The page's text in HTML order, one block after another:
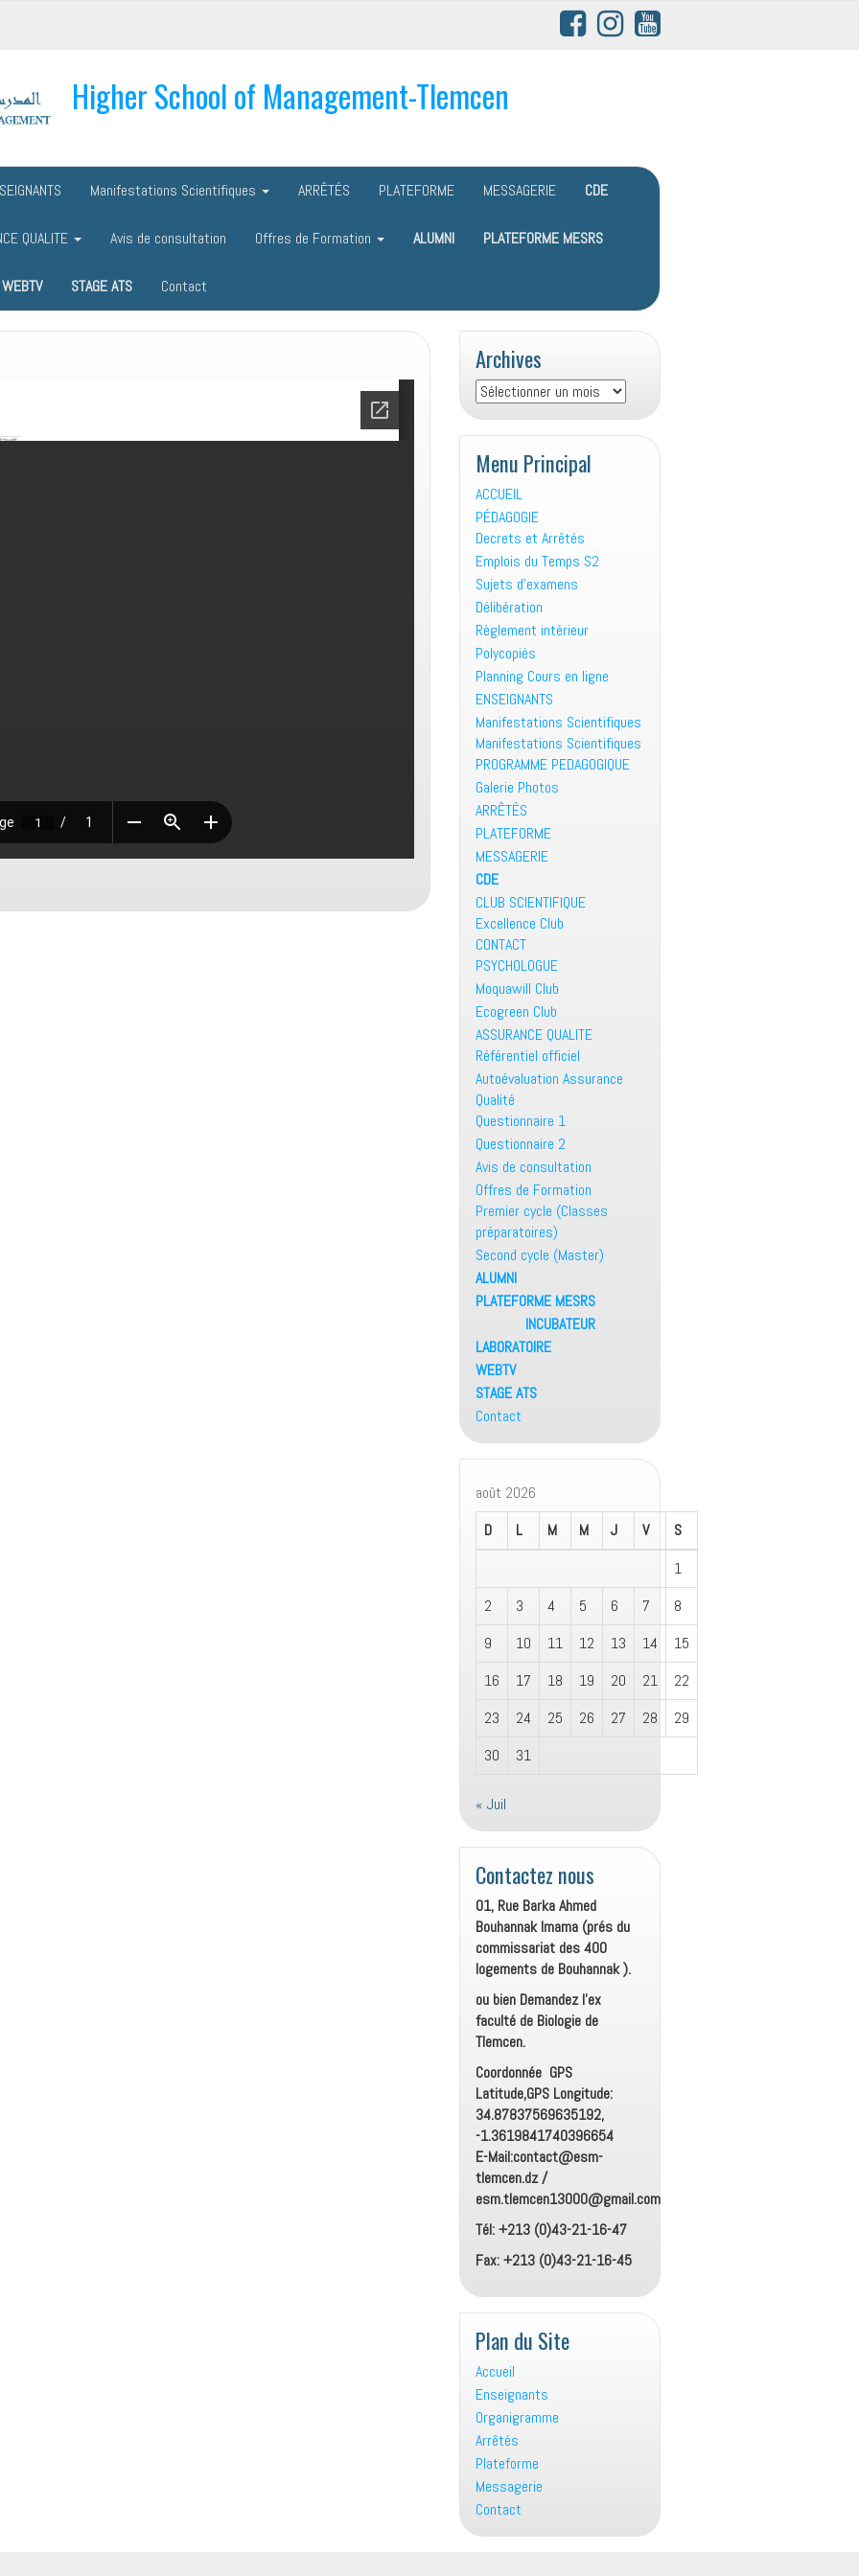
Higher School of Management-Tlemcen
Manifestations Scientifiques ARRÊTÉS PLATEFORME MESSAGERIE CDE
QUALITE Avis de consultation Offres de Formation ALUMNI PLATEFORME MESRS
WEBTV STAGE ATS Contact
Archives
Archives
Menu Principal
ACCUEIL
PÉDAGOGIE
Decrets et Arrêtés
Emplois du Temps S2
Sujets d’examens
Délibération
Règlement intérieur
Polycopiés
Planning Cours en ligne
ENSEIGNANTS
Manifestations Scientifiques
Manifestations Scientifiques
PROGRAMME PEDAGOGIQUE
Galerie Photos
ARRÊTÉS
PLATEFORME
MESSAGERIE
CDE
CLUB SCIENTIFIQUE
Excellence Club
CONTACT
PSYCHOLOGUE
Moquawill Club
Ecogreen Club
ASSURANCE QUALITE
Référentiel officiel
Autoévaluation Assurance
Qualité
Questionnaire 1
Questionnaire 2
Avis de consultation
Offres de Formation
Premier cycle (Classes
préparatoires)
Second cycle (Master)
ALUMNI
PLATEFORME MESRS
INCUBATEUR
LABORATOIRE
WEBTV
STAGE ATS
Contact
août 2026
D
L M M J V
S
1
2
3 4 5 6 7
8
9
10 11 12 13 14
15
16
17 18 19 20 21
22
23
24 25 26 27 28
29
30
31
« Juil
Contactez nous
01, Rue Barka Ahmed
Bouhannak Imama (prés du
commissariat des 400
logements de Bouhannak ).
ou bien Demandez l’ex
faculté de Biologie de
Tlemcen.
Coordonnée GPS
Latitude,GPS Longitude:
34.87837569635192,
-1.3619841740396654
E-Mail:contact@esm-
tlemcen.dz /
esm.tlemcen13000@gmail.com
Tél: +213 (0)43-21-16-47
Fax: +213 (0)43-21-16-45
Plan du Site
Accueil
Enseignants
Organigramme
Arrêtés
Plateforme
Messagerie
Contact